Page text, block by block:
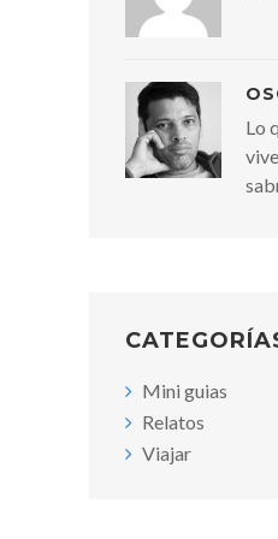
Lo
Mini guias
Relatos
Viajar